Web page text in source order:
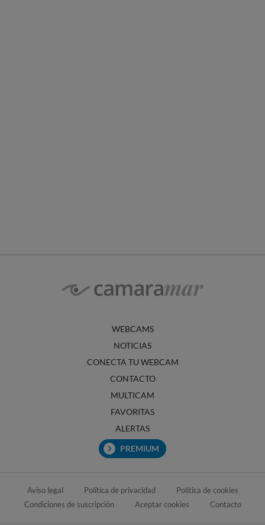
WEBCAMS
NOTICIAS
CONECTA TU WEBCAM
CONTACTO
MULTICAM
FAVORITAS
ALERTAS
PREMIUM
Aviso legal Política de privacidad
Política de cookies
Condiciones de suscripción
Aceptar cookies Contacto